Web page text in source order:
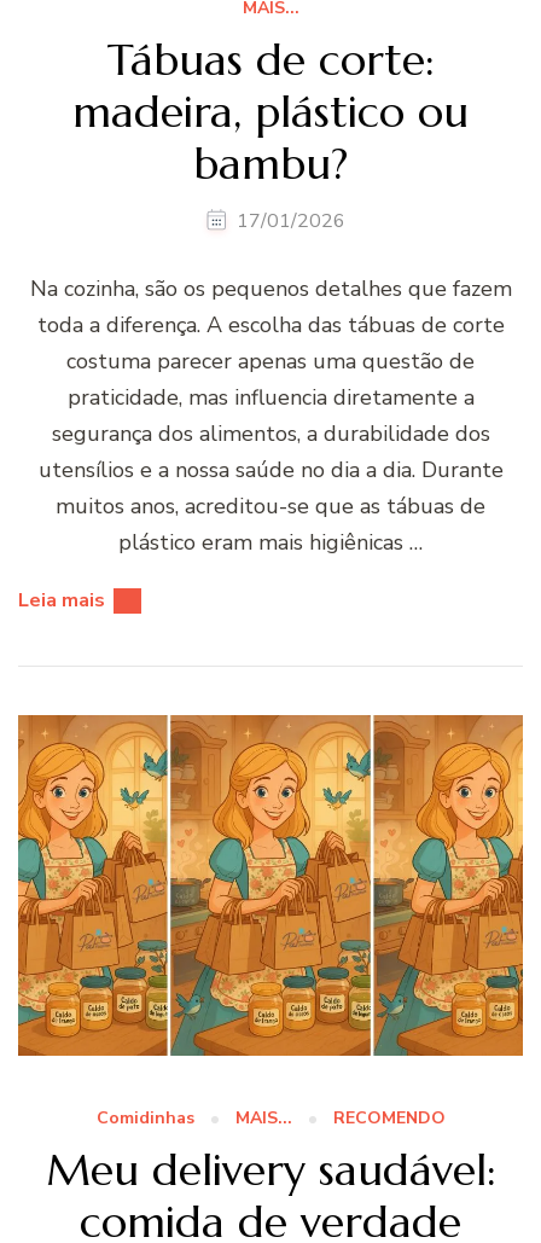
MAIS...
Tábuas de corte:
madeira, plástico ou
bambu?
17/01/2026
Na cozinha, são os pequenos detalhes que fazem
toda a diferença. A escolha das tábuas de corte
costuma parecer apenas uma questão de
praticidade, mas influencia diretamente a
segurança dos alimentos, a durabilidade dos
utensílios e a nossa saúde no dia a dia. Durante
muitos anos, acreditou-se que as tábuas de
plástico eram mais higiênicas …
Leia mais
Comidinhas MAIS... RECOMENDO
Meu delivery saudável:
comida de verdade